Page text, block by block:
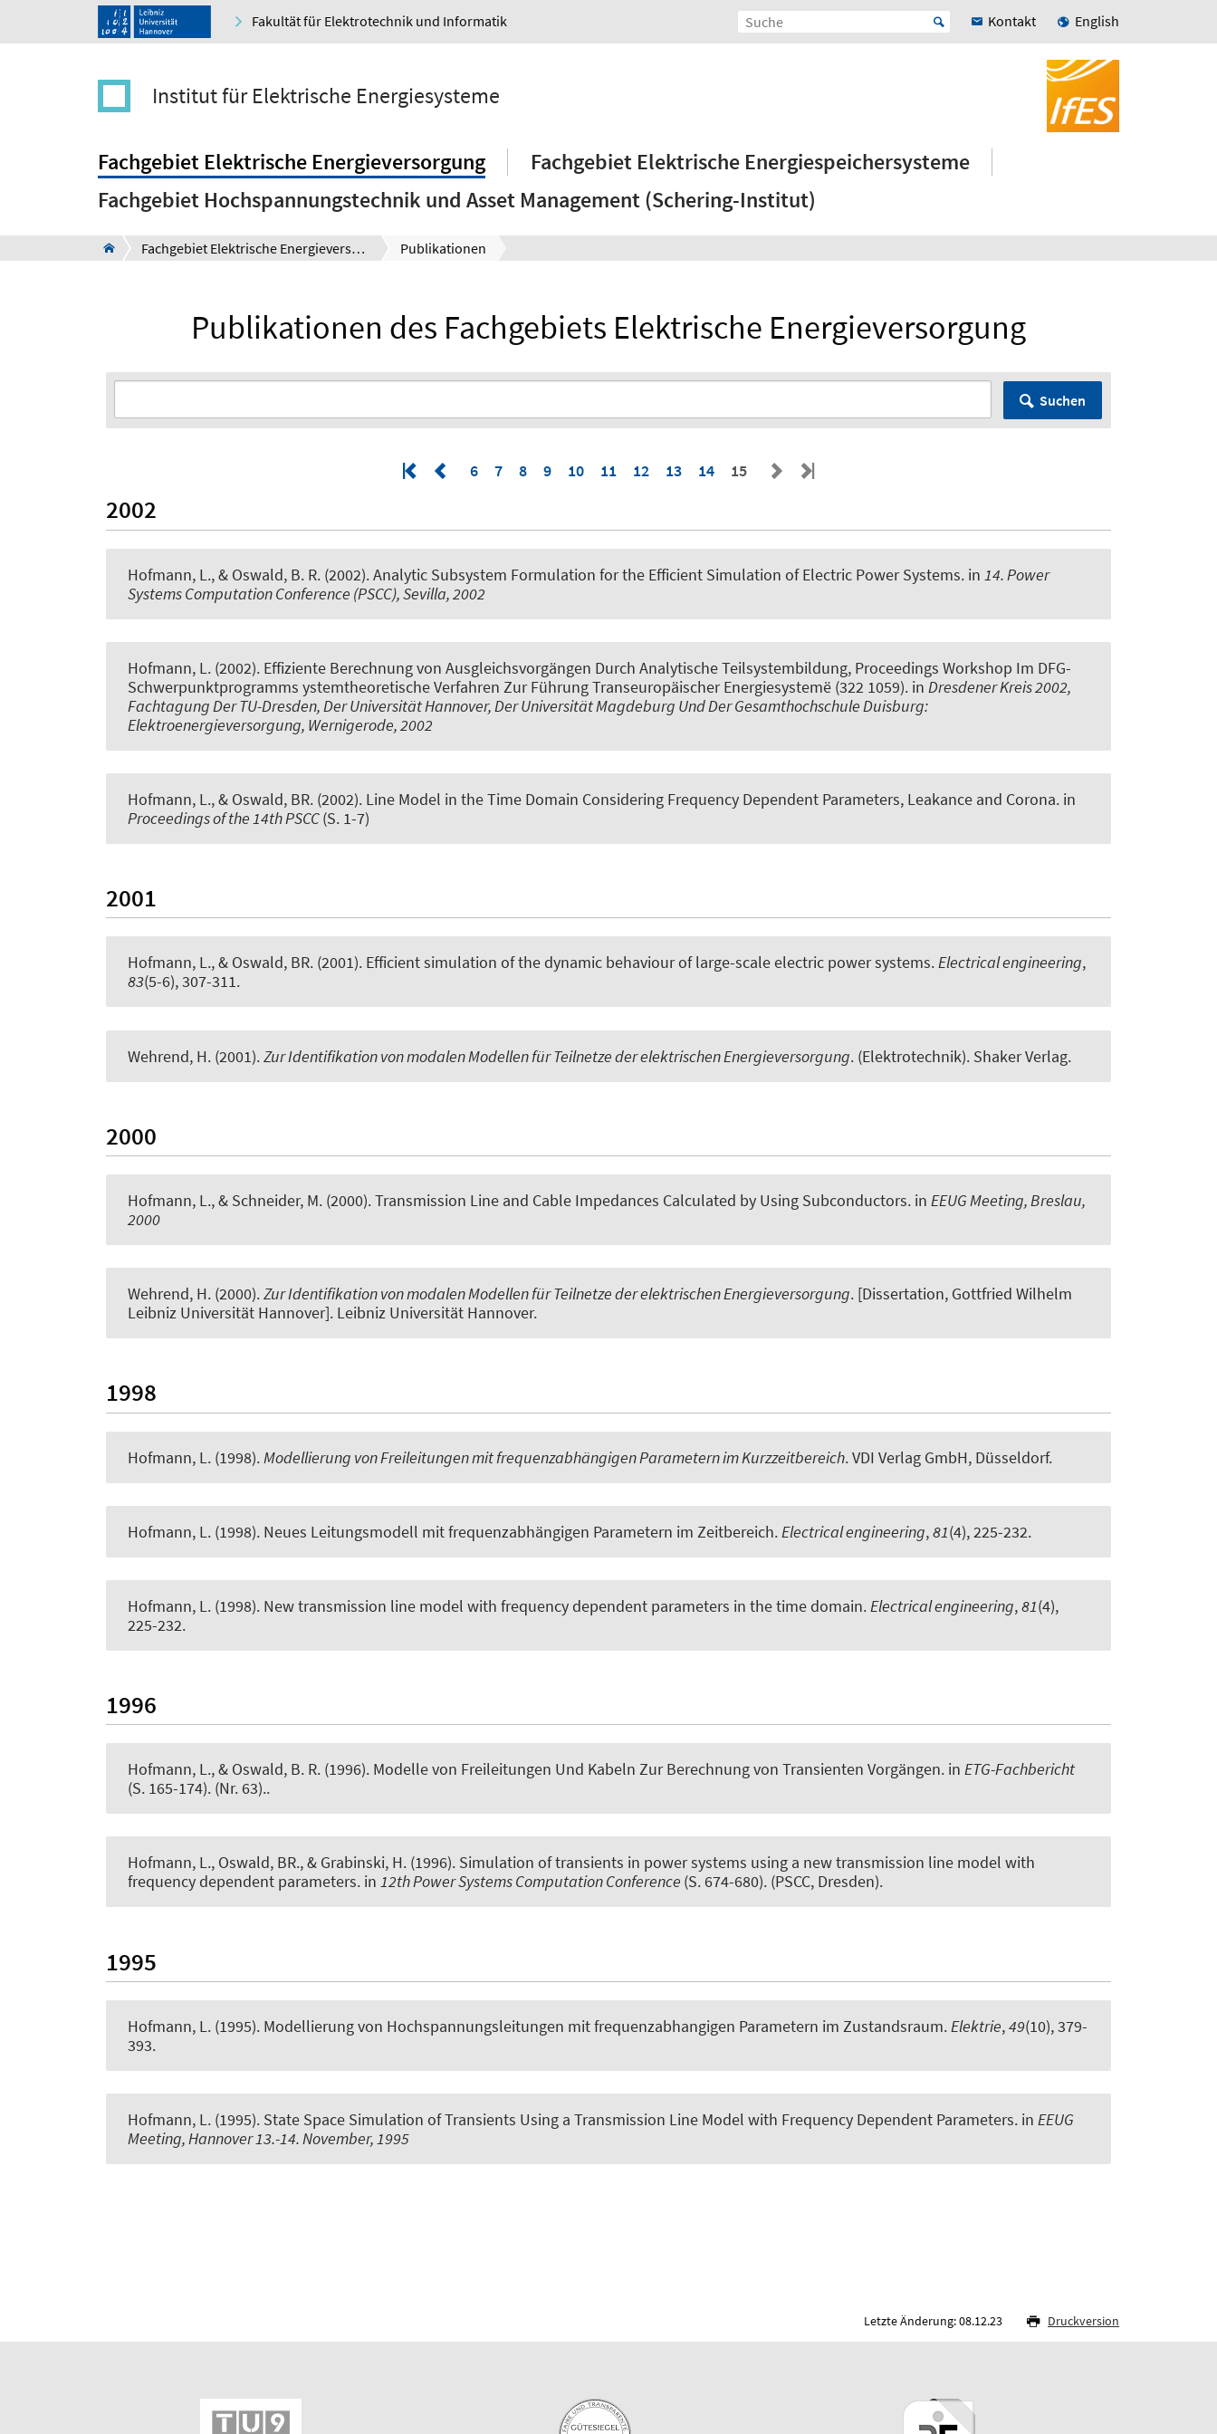
Fakultät für Elektrotechnik und Informatik Kontakt English
Institut für Elektrische Energiesysteme
Fachgebiet Elektrische Energieversorgung
Fachgebiet Elektrische Energiespeichersysteme
Fachgebiet Hochspannungstechnik und Asset Management (Schering-Institut)
Fachgebiet Elektrische Energieversorgung Publikationen
Publikationen des Fachgebiets Elektrische Energieversorgung
Suchen
6 7 8 9 10 11 12 13 14 15
2002
Hofmann, L., & Oswald, B. R. (2002).Analytic Subsystem Formulation for the Efficient Simulation of Electric Power Systems. in 14. Power
Systems Computation Conference (PSCC), Sevilla, 2002
Hofmann, L. (2002). Effiziente Berechnung von Ausgleichsvorgängen Durch Analytische Teilsystembildung, Proceedings Workshop Im DFG-
Schwerpunktprogramms ystemtheoretische Verfahren Zur Führung Transeuropäischer Energiesystemë (322 1059). in Dresdener Kreis 2002,
Fachtagung Der TU-Dresden, Der Universität Hannover, Der Universität Magdeburg Und Der Gesamthochschule Duisburg:
Elektroenergieversorgung, Wernigerode, 2002
Hofmann, L., & Oswald, BR. (2002). Line Model in the Time Domain Considering Frequency Dependent Parameters, Leakance and Corona. in
Proceedings of the 14th PSCC(S. 1-7)
2001
Hofmann, L., & Oswald, BR. (2001). Efficient simulation of the dynamic behaviour of large-scale electric power systems.Electrical engineering,
83(5-6), 307-311.
Wehrend, H. (2001).Zur Identifikation von modalen Modellen für Teilnetze der elektrischen Energieversorgung. (Elektrotechnik). Shaker Verlag.
2000
Hofmann, L., & Schneider, M. (2000).Transmission Line and Cable Impedances Calculated by Using Subconductors. in EEUG Meeting, Breslau,
2000
Wehrend, H. (2000).Zur Identifikation von modalen Modellen für Teilnetze der elektrischen Energieversorgung. [Dissertation, Gottfried Wilhelm
Leibniz Universität Hannover]. Leibniz Universität Hannover.
1998
Hofmann, L. (1998). Modellierung von Freileitungen mit frequenzabhängigen Parametern im Kurzzeitbereich. VDI Verlag GmbH, Düsseldorf.
Hofmann, L. (1998). Neues Leitungsmodell mit frequenzabhängigen Parametern im Zeitbereich.Electrical engineering,81(4), 225-232.
Hofmann, L. (1998). New transmission line model with frequency dependent parameters in the time domain.Electrical engineering,81(4),
225-232.
1996
Hofmann, L., & Oswald, B. R. (1996). Modelle von Freileitungen Und Kabeln Zur Berechnung von Transienten Vorgängen. in ETG-Fachbericht
(S. 165-174). (Nr. 63)..
Hofmann, L., Oswald, BR., & Grabinski, H. (1996). Simulation of transients in power systems using a new transmission line model with
frequency dependent parameters. in 12th Power Systems Computation Conference (S. 674-680). (PSCC, Dresden).
1995
Hofmann, L. (1995). Modellierung von Hochspannungsleitungen mit frequenzabhangigen Parametern im Zustandsraum.Elektrie,49(10), 379-
393.
Hofmann, L. (1995). State Space Simulation of Transients Using a Transmission Line Model with Frequency Dependent Parameters. in EEUG
Meeting, Hannover 13.-14. November, 1995
Letzte Änderung: 08.12.23 Druckversion